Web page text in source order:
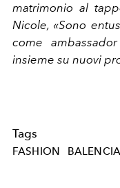
matrimonio al
Nicole, «Sono
come
insieme su nuovi
Tags
FASHION